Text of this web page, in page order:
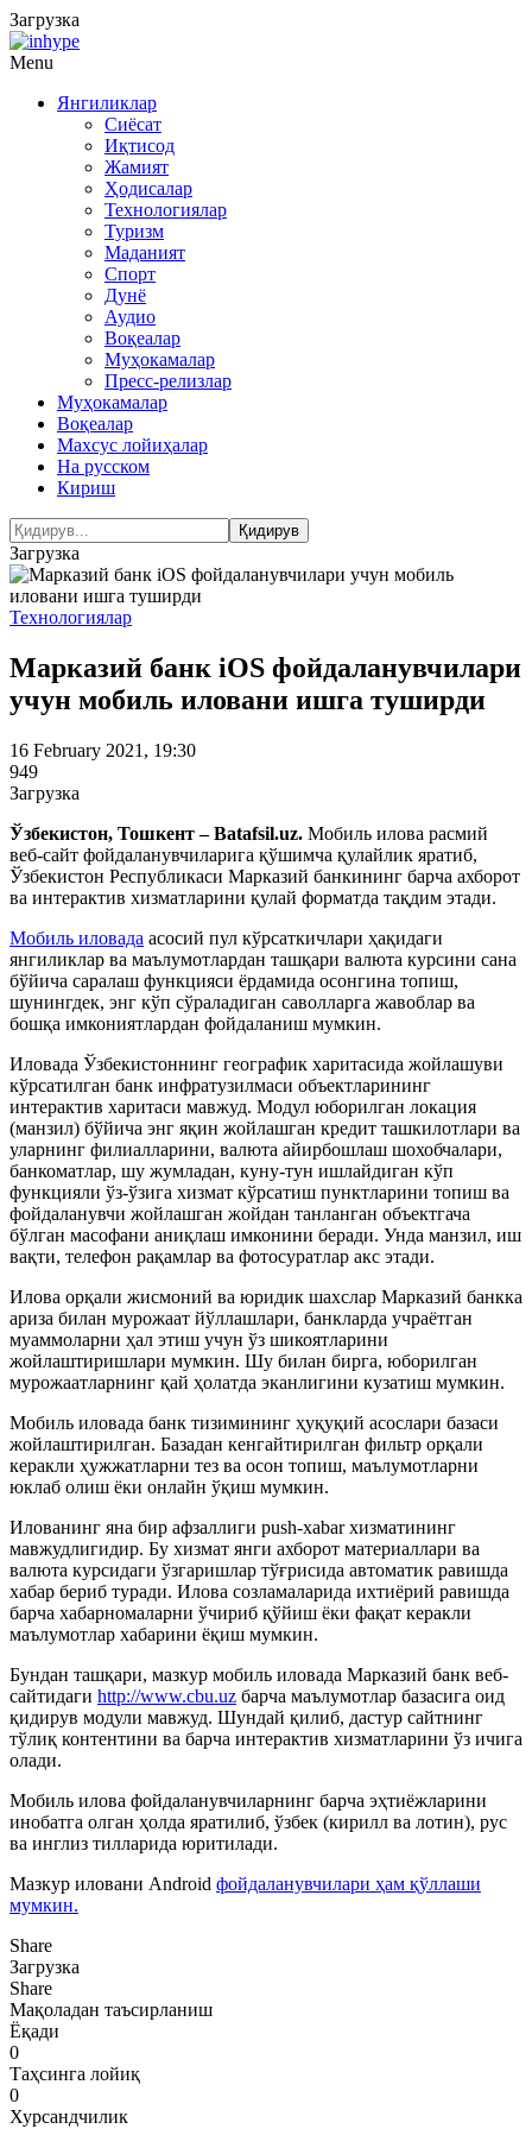
Загрузка
Menu
Янгиликлар
Сиёсат
Иқтисод
Жамият
Ҳодисалар
Технологиялар
Туризм
Маданият
Спорт
Дунё
Аудио
Воқеалар
Муҳокамалар
Пресс-релизлар
Муҳокамалар
Воқеалар
Махсус лойиҳалар
На русском
Кириш
Загрузка
Технологиялар
Марказий банк iOS фойдаланувчилари
учун мобиль иловани ишга туширди
16 February 2021, 19:30
949
Загрузка
Ўзбекистон, Тошкент – Batafsil.uz. Мобиль илова расмий
веб-сайт фойдаланувчиларига қўшимча қулайлик яратиб,
Ўзбекистон Республикаси Марказий банкининг барча ахборот
ва интерактив хизматларини қулай форматда тақдим этади.
Мобиль иловада асосий пул кўрсаткичлари ҳақидаги
янгиликлар ва маълумотлардан ташқари валюта курсини сана
бўйича саралаш функцияси ёрдамида осонгина топиш,
шунингдек, энг кўп сўраладиган саволларга жавоблар ва
бошқа имкониятлардан фойдаланиш мумкин.
Иловада Ўзбекистоннинг географик харитасида жойлашуви
кўрсатилган банк инфратузилмаси объектларининг
интерактив харитаси мавжуд. Модул юборилган локация
(манзил) бўйича энг яқин жойлашган кредит ташкилотлари ва
уларнинг филиалларини, валюта айирбошлаш шохобчалари,
банкоматлар, шу жумладан, куну-тун ишлайдиган кўп
функцияли ўз-ўзига хизмат кўрсатиш пунктларини топиш ва
фойдаланувчи жойлашган жойдан танланган объектгача
бўлган масофани аниқлаш имконини беради. Унда манзил, иш
вақти, телефон рақамлар ва фотосуратлар акс этади.
Илова орқали жисмоний ва юридик шахслар Марказий банкка
ариза билан мурожаат йўллашлари, банкларда учраётган
муаммоларни ҳал этиш учун ўз шикоятларини
жойлаштиришлари мумкин. Шу билан бирга, юборилган
мурожаатларнинг қай ҳолатда эканлигини кузатиш мумкин.
Мобиль иловада банк тизимининг ҳуқуқий асослари базаси
жойлаштирилган. Базадан кенгайтирилган фильтр орқали
керакли ҳужжатларни тез ва осон топиш, маълумотларни
юклаб олиш ёки онлайн ўқиш мумкин.
Илованинг яна бир афзаллиги push-xabar хизматининг
мавжудлигидир. Бу хизмат янги ахборот материаллари ва
валюта курсидаги ўзгаришлар тўғрисида автоматик равишда
хабар бериб туради. Илова созламаларида ихтиёрий равишда
барча хабарномаларни ўчириб қўйиш ёки фақат керакли
маълумотлар хабарини ёқиш мумкин.
Бундан ташқари, мазкур мобиль иловада Марказий банк веб-
сайтидаги http://www.cbu.uz барча маълумотлар базасига оид
қидирув модули мавжуд. Шундай қилиб, дастур сайтнинг
тўлиқ контентини ва барча интерактив хизматларини ўз ичига
олади.
Мобиль илова фойдаланувчиларнинг барча эҳтиёжларини
инобатга олган ҳолда яратилиб, ўзбек (кирилл ва лотин), рус
ва инглиз тилларида юритилади.
Мазкур иловани Android фойдаланувчилари ҳам қўллаши
мумкин.
Share
Загрузка
Share
Мақоладан таъсирланиш
Ёқади
0
Таҳсинга лойиқ
0
Хурсандчилик